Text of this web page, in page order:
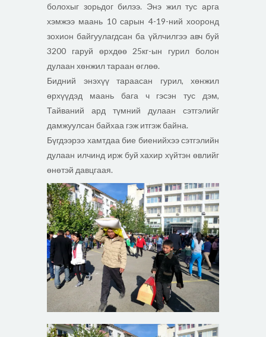
болохыг зорьдог билээ. Энэ жил тус арга
хэмжээ маань 10 сарын 4-19-ний хооронд
зохион байгуулагдсан ба үйлчилгээ авч буй
3200 гаруй өрхдөө 25кг-ын гурил болон
дулаан хөнжил тараан өглөө.
Бидний энэхүү тараасан гурил, хөнжил
өрхүүдэд маань бага ч гэсэн тус дэм,
Тайваний ард түмний дулаан сэтгэлийг
дамжуулсан байхаа гэж итгэж байна.
Бүгдээрээ хамтдаа бие биенийхээ сэтгэлийн
дулаан илчинд ирж буй хахир хүйтэн өвлийг
өнөтэй давцгаая.